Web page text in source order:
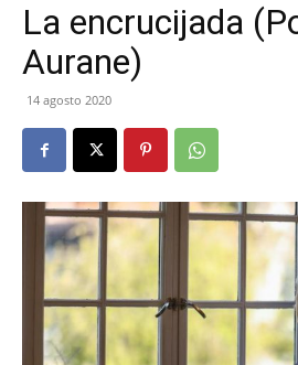
La encrucijada
Aurane)
14 agosto 2020